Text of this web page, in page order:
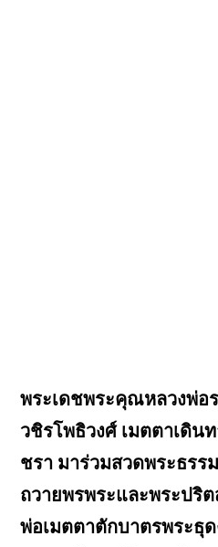
พระเดชพระคุณหลวงพ่อ
วชิรโพธิวงศ์ เมตตาเดิน
ชรา มาร่วมสวดพระธร
ถวายพรพระและพระปริ
พ่อเมตตาตักบาตรพระธุ